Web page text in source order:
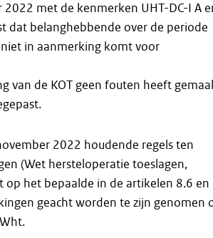
met de kenmerken UHT-DC-I A
dat belanghebbende over de periode
in aanmerking komt voor
van de KOT geen fouten heeft
2022 houdende regels ten
(Wet hersteloperatie toeslagen,
op het bepaalde in de artikelen 8.6 en
geacht worden te zijn genomen